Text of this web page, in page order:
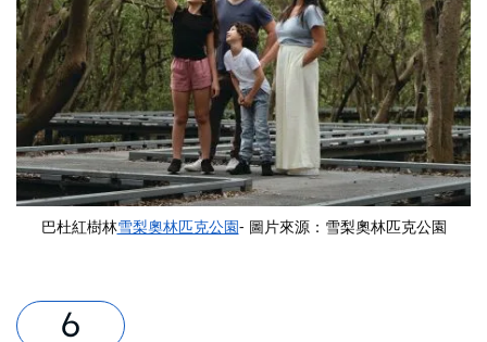
巴杜紅樹林雪梨奧林匹克公園- 圖片來源：雪梨奧林匹克公園